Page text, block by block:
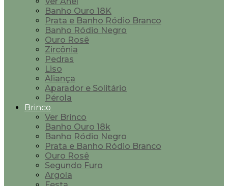
Banho Ouro 18K
Prata e Banho Ródio Branco
Banho Ródio Negro
Ouro Rosê
Zircônia
Pedras
Liso
Aliança
Aparador e Solitário
Pérola
Brinco
Ver Brinco
Banho Ouro 18k
Banho Ródio Negro
Prata e Banho Ródio Branco
Ouro Rosê
Segundo Furo
Argola